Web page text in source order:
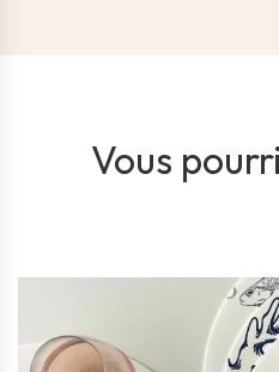
Vous